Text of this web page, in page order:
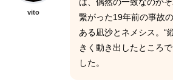
vito
は、偶然の一致なのか
繋がった19年前の事故
ある凪沙とネメシス。“
きく動き出したところ
した。